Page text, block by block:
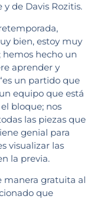
de Davis Rozitis.
bien, estoy muy
hecho un
aprender y
un partido que
equipo que está
bloque; nos
las piezas que
genial para
visualizar las
la previa.
manera gratuita al
que